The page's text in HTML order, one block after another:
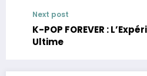
Next post
K-POP FOREVER :
Ultime